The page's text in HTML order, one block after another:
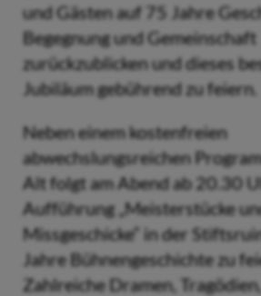
und Gästen auf 75 Jahre
Begegnung und Gemeinschaft
zurückzublicken und dieses
Jubiläum gebührend zu feiern.
Neben einem kostenfreien
abwechslungsreichen
Alt folgt am Abend ab 20.30
Aufführung „Meisterstücke
Missgeschicke“ in der
Jahre Bühnengeschichte zu
Zahlreiche Dramen,